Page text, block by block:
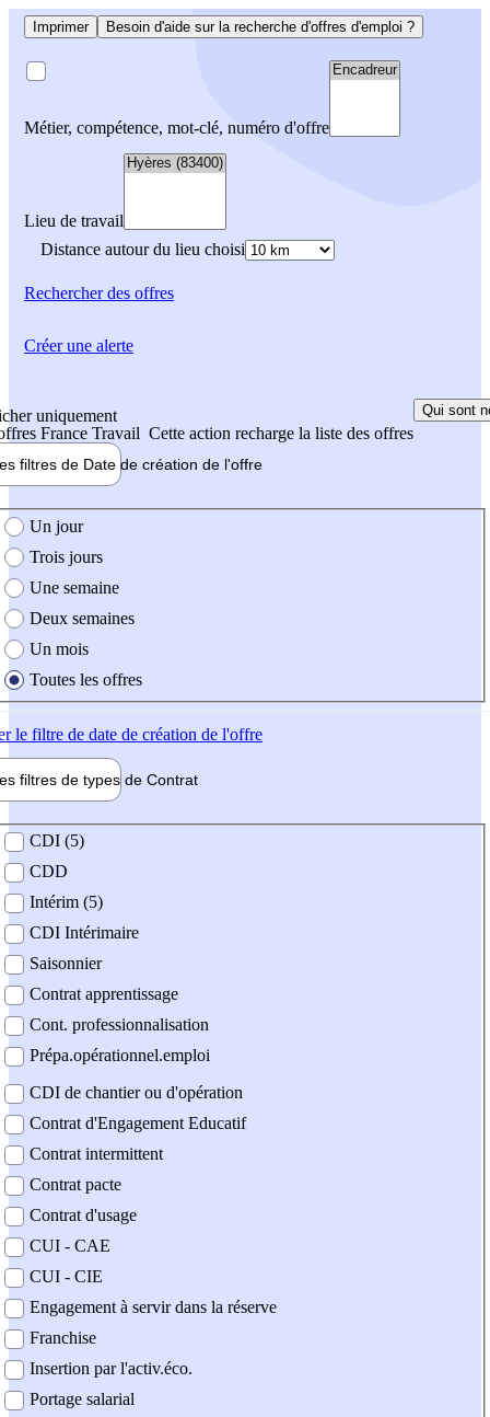
Imprimer Besoin d'aide sur la recherche d'offres d'emploi ?
Métier, compétence, mot-clé, numéro d'offre
Lieu de travail
Distance autour du lieu choisi
Rechercherdes offres
uniquement
France Travail Cette action recharge la liste des offres
Qui sont
filtres de Date de création de l'offre
création de l'offre
Un jour
Trois jours
Une semaine
Deux semaines
Un mois
Toutes les offres
le filtre de date de création de l'offre
filtres de types de Contrat
contrat
CDI (5)
CDD
Intérim (5)
CDI Intérimaire
Saisonnier
Contrat apprentissage
Cont. professionnalisation
Prépa.opérationnel.emploi
CDI de chantier ou d'opération
Contrat d'Engagement Educatif
Contrat intermittent
Contrat pacte
Contrat d'usage
CUI - CAE
CUI - CIE
Engagement à servir dans la réserve
Franchise
Insertion par l'activ.éco.
Portage salarial
Créer une alerte